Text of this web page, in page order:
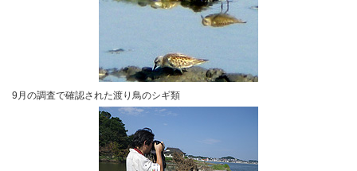
9月の調査で確認された渡り鳥のシギ類